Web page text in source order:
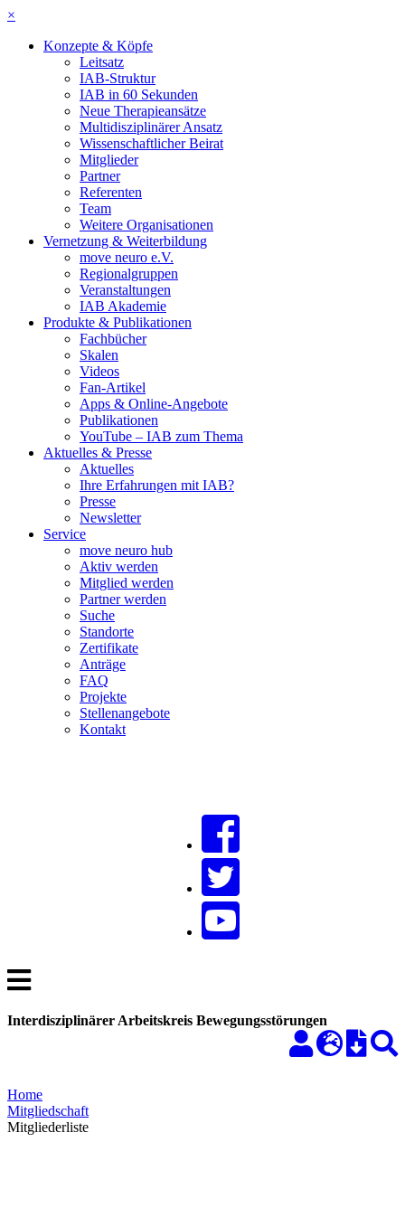
×
Konzepte & Köpfe
Leitsatz
IAB-Struktur
IAB in 60 Sekunden
Neue Therapieansätze
Multidisziplinärer Ansatz
Wissenschaftlicher Beirat
Mitglieder
Partner
Referenten
Team
Weitere Organisationen
Vernetzung & Weiterbildung
move neuro e.V.
Regionalgruppen
Veranstaltungen
IAB Akademie
Produkte & Publikationen
Fachbücher
Skalen
Videos
Fan-Artikel
Apps & Online-Angebote
Publikationen
YouTube – IAB zum Thema
Aktuelles & Presse
Aktuelles
Ihre Erfahrungen mit IAB?
Presse
Newsletter
Service
move neuro hub
Aktiv werden
Mitglied werden
Partner werden
Suche
Standorte
Zertifikate
Anträge
FAQ
Projekte
Stellenangebote
Kontakt
Interdisziplinärer Arbeitskreis Bewegungsstörungen
Home
Mitgliedschaft
Mitgliederliste